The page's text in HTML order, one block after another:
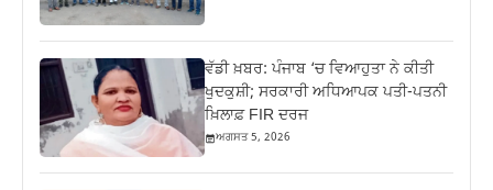
ਵੱਡੀ ਖ਼ਬਰ: ਪੰਜਾਬ ‘ਚ ਵਿਆਹੁਤਾ ਨੇ ਕੀਤੀ
ਖੁਦਕੁਸ਼ੀ; ਸਰਕਾਰੀ ਅਧਿਆਪਕ ਪਤੀ-ਪਤਨੀ
ਖ਼ਿਲਾਫ਼ FIR ਦਰਜ
ਅਗਸਤ 5, 2026